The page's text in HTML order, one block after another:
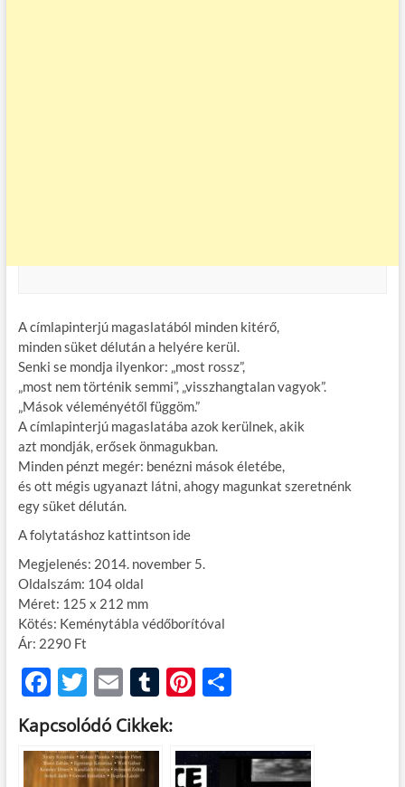
A címlapinterjú magaslatából minden kitérő,
minden süket délután a helyére kerül.
Senki se mondja ilyenkor: „most rossz”,
„most nem történik semmi”, „visszhangtalan vagyok”.
„Mások véleményétől függöm.”
A címlapinterjú magaslatába azok kerülnek, akik
azt mondják, erősek önmagukban.
Minden pénzt megér: benézni mások életébe,
és ott mégis ugyanazt látni, ahogy magunkat szeretnénk
egy süket délután.
A folytatáshoz kattintson ide
Megjelenés: 2014. november 5.
Oldalszám: 104 oldal
Méret: 125 x 212 mm
Kötés: Keménytábla védőborítóval
Ár: 2290 Ft
F
ac
e
b
T
w
itt
er
E
m
ail
T
u
m
bl
Pi
es
O
m
Kapcsolódó Cikkek: